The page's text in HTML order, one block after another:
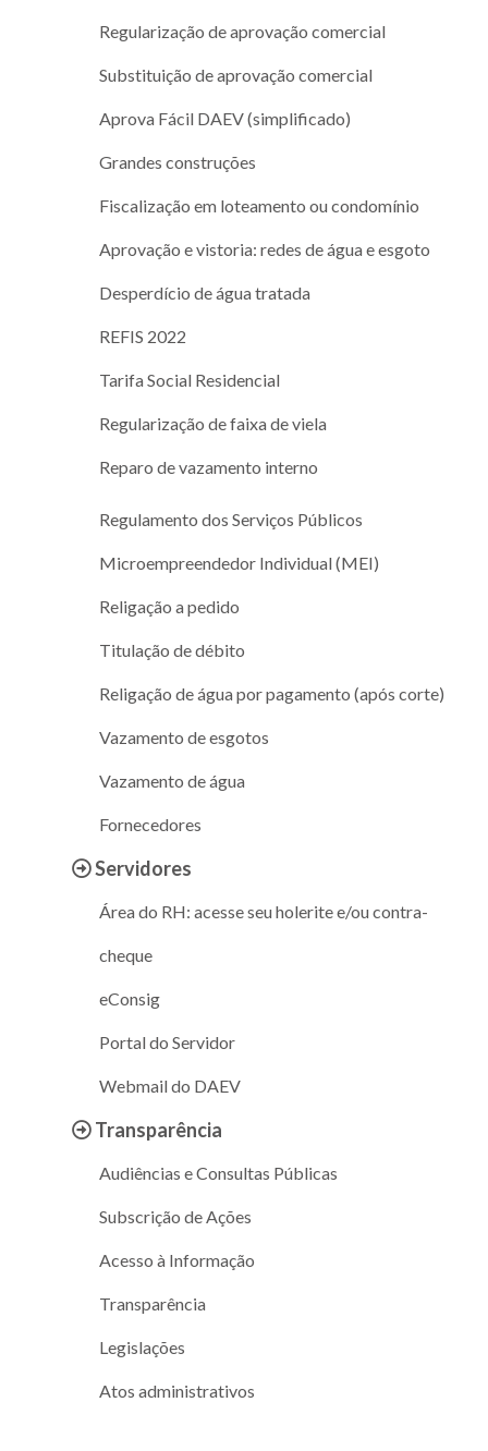
Regularização de aprovação comercial
Substituição de aprovação comercial
Aprova Fácil DAEV (simplificado)
Grandes construções
Fiscalização em loteamento ou condomínio
Aprovação e vistoria: redes de água e esgoto
Desperdício de água tratada
REFIS 2022
Tarifa Social Residencial
Regularização de faixa de viela
Reparo de vazamento interno
Regulamento dos Serviços Públicos
Microempreendedor Individual (MEI)
Religação a pedido
Titulação de débito
Religação de água por pagamento (após corte)
Vazamento de esgotos
Vazamento de água
Fornecedores
Servidores
Área do RH: acesse seu holerite e/ou contra-
cheque
eConsig
Portal do Servidor
Webmail do DAEV
Transparência
Audiências e Consultas Públicas
Subscrição de Ações
Acesso à Informação
Transparência
Legislações
Atos administrativos